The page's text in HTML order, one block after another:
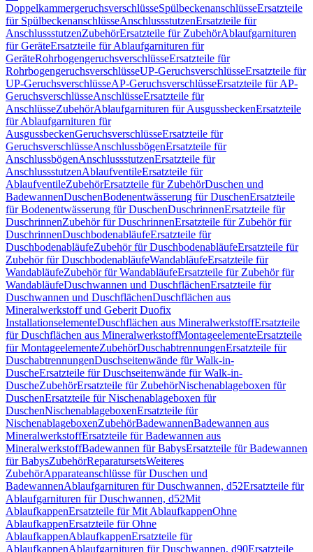
DoppelkammergeruchsverschlüsseSpülbeckenanschlüsseErsatzteile
für SpülbeckenanschlüsseAnschlussstutzenErsatzteile für
AnschlussstutzenZubehörErsatzteile für ZubehörAblaufgarnituren
für GeräteErsatzteile für Ablaufgarnituren für
GeräteRohrbogengeruchsverschlüsseErsatzteile für
RohrbogengeruchsverschlüsseUP-GeruchsverschlüsseErsatzteile für
UP-GeruchsverschlüsseAP-GeruchsverschlüsseErsatzteile für AP-
GeruchsverschlüsseAnschlüsseErsatzteile für
AnschlüsseZubehörAblaufgarnituren für AusgussbeckenErsatzteile
für Ablaufgarnituren für
AusgussbeckenGeruchsverschlüsseErsatzteile für
GeruchsverschlüsseAnschlussbögenErsatzteile für
AnschlussbögenAnschlussstutzenErsatzteile für
AnschlussstutzenAblaufventileErsatzteile für
AblaufventileZubehörErsatzteile für ZubehörDuschen und
BadewannenDuschenBodenentwässerung für DuschenErsatzteile
für Bodenentwässerung für DuschenDuschrinnenErsatzteile für
DuschrinnenZubehör für DuschrinnenErsatzteile für Zubehör für
DuschrinnenDuschbodenabläufeErsatzteile für
DuschbodenabläufeZubehör für DuschbodenabläufeErsatzteile für
Zubehör für DuschbodenabläufeWandabläufeErsatzteile für
WandabläufeZubehör für WandabläufeErsatzteile für Zubehör für
WandabläufeDuschwannen und DuschflächenErsatzteile für
Duschwannen und DuschflächenDuschflächen aus
Mineralwerkstoff und Geberit Duofix
InstallationselementeDuschflächen aus MineralwerkstoffErsatzteile
für Duschflächen aus MineralwerkstoffMontageelementeErsatzteile
für MontageelementeZubehörDuschabtrennungenErsatzteile für
DuschabtrennungenDuschseitenwände für Walk-in-
DuscheErsatzteile für Duschseitenwände für Walk-in-
DuscheZubehörErsatzteile für ZubehörNischenablageboxen für
DuschenErsatzteile für Nischenablageboxen für
DuschenNischenablageboxenErsatzteile für
NischenablageboxenZubehörBadewannenBadewannen aus
MineralwerkstoffErsatzteile für Badewannen aus
MineralwerkstoffBadewannen für BabysErsatzteile für Badewannen
für BabysZubehörReparatursetsWeiteres
ZubehörApparateanschlüsse für Duschen und
BadewannenAblaufgarnituren für Duschwannen, d52Ersatzteile für
Ablaufgarnituren für Duschwannen, d52Mit
AblaufkappenErsatzteile für Mit AblaufkappenOhne
AblaufkappenErsatzteile für Ohne
AblaufkappenAblaufkappenErsatzteile für
AblaufkappenAblaufgarnituren für Duschwannen, d90Ersatzteile